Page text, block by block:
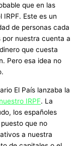
que en las
Este es un
de personas cada
por nuestra cuenta a
que cuesta
Pero esa idea no
El País lanzaba la
IRPF. La
los españoles
que no
a nuestra